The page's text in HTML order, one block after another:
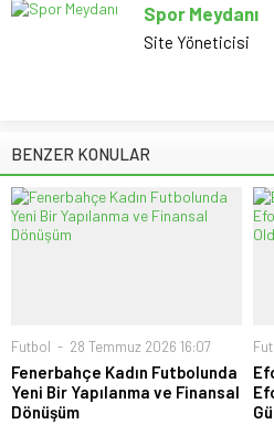
Spor Meydanı
Site Yöneticisi
BENZER KONULAR
Futbol 28 Temmuz 2026 16:07
Fenerbahçe Kadın Futbolunda
Yeni Bir Yapılanma ve Finansal
Dönüşüm